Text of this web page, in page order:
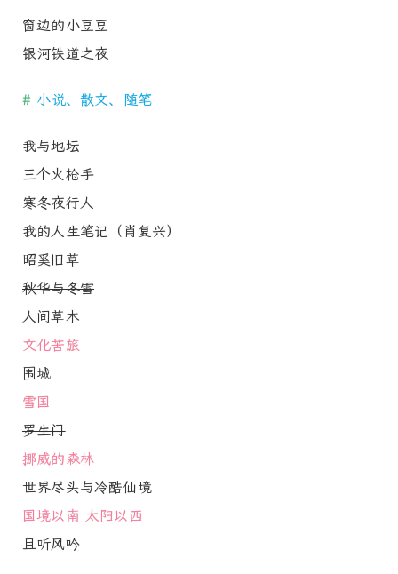
窗边的小豆豆
银河铁道之夜
# 小说、散文、随笔
我与地坛
三个火枪手
寒冬夜行人
我的人生笔记（肖复兴）
昭奚旧草
秋华与冬雪
人间草木
文化苦旅
围城
雪国
罗生门
挪威的森林
世界尽头与冷酷仙境
国境以南 太阳以西
且听风吟